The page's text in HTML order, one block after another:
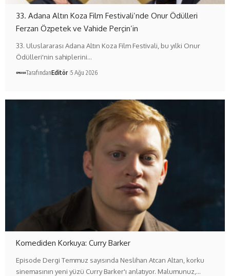
33. Adana Altın Koza Film Festivali’nde Onur Ödülleri
Ferzan Özpetek ve Vahide Perçin’in
33. Uluslararası Adana Altın Koza Film Festivali, bu yılki Onur
Ödülleri'nin sahiplerini…
TarafındanEditör 5 Ağu 2026
Komediden Korkuya: Curry Barker
Episode Dergi Temmuz sayısında Neslihan Atcan Altan, korku
sinemasının yeni yüzü Curry Barker'ı anlatıyor. Malumunuz,…